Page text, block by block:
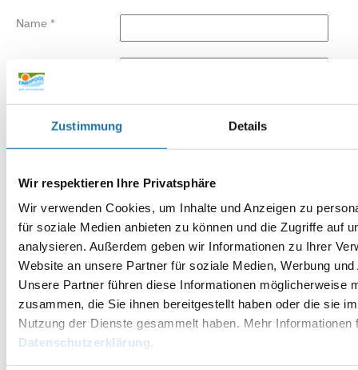
Zustimmung Details
Wir respektieren Ihre Privatsphäre
Wir verwenden Cookies, um Inhalte und Anzeigen zu
für soziale Medien anbieten zu können und die Zugriffe auf
analysieren. Außerdem geben wir Informationen zu Ihrer
Website an unsere Partner für soziale Medien, Werbung
Unsere Partner führen diese Informationen möglicherweise
zusammen, die Sie ihnen bereitgestellt haben oder die sie
Nutzung der Dienste gesammelt haben. Mehr Informationen
Datenschutzerklärung.
Name *
Website